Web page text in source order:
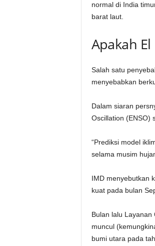
normal di India
barat laut.
Apakah
Salah satu
menyebabkan
Dalam siaran
Oscillation (ENSO)
“Prediksi model
selama musim
IMD menyebutkan
kuat pada bulan
Bulan lalu Layanan
muncul
bumi utara pada